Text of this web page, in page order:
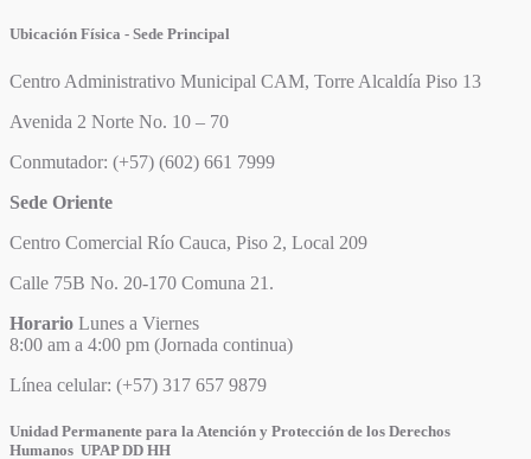
Ubicación Física - Sede Principal
Centro Administrativo Municipal CAM, Torre Alcaldía Piso 13
Avenida 2 Norte No. 10 – 70
Conmutador: (+57) (602) 661 7999
Sede Oriente
Centro Comercial Río Cauca, Piso 2, Local 209
Calle 75B No. 20-170 Comuna 21.
Horario Lunes a Viernes
8:00 am a 4:00 pm (Jornada continua)
Línea celular: (+57) 317 657 9879
Unidad Permanente para la Atención y Protección de los Derechos
Humanos UPAP DD HH